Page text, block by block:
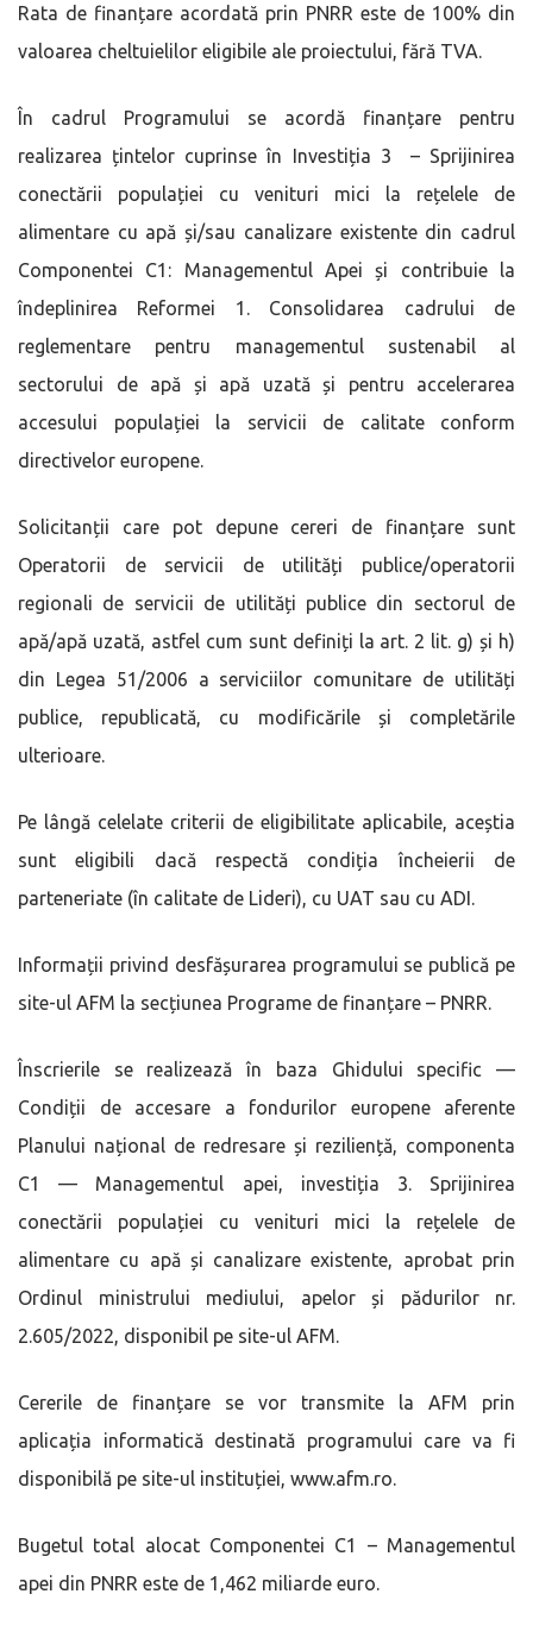
Rata de finanțare acordată prin PNRR este de 100% din
valoarea cheltuielilor eligibile ale proiectului, fără TVA.
În cadrul Programului se acordă finanțare pentru
realizarea țintelor cuprinse în Investiția 3 – Sprijinirea
conectării populației cu venituri mici la rețelele de
alimentare cu apă și/sau canalizare existente din cadrul
Componentei C1: Managementul Apei și contribuie la
îndeplinirea Reformei 1. Consolidarea cadrului de
reglementare pentru managementul sustenabil al
sectorului de apă și apă uzată și pentru accelerarea
accesului populației la servicii de calitate conform
directivelor europene.
Solicitanții care pot depune cereri de finanțare sunt
Operatorii de servicii de utilități publice/operatorii
regionali de servicii de utilități publice din sectorul de
apă/apă uzată, astfel cum sunt definiți la art. 2 lit. g) și h)
din Legea 51/2006 a serviciilor comunitare de utilități
publice, republicată, cu modificările și completările
ulterioare.
Pe lângă celelate criterii de eligibilitate aplicabile, aceștia
sunt eligibili dacă respectă condiția încheierii de
parteneriate (în calitate de Lideri), cu UAT sau cu ADI.
Informații privind desfășurarea programului se publică pe
site-ul AFM la secțiunea Programe de finanțare – PNRR.
Înscrierile se realizează în baza Ghidului specific —
Condiții de accesare a fondurilor europene aferente
Planului național de redresare și reziliență, componenta
C1 — Managementul apei, investiția 3. Sprijinirea
conectării populației cu venituri mici la rețelele de
alimentare cu apă și canalizare existente, aprobat prin
Ordinul ministrului mediului, apelor și pădurilor nr.
2.605/2022, disponibil pe site-ul AFM.
Cererile de finanțare se vor transmite la AFM prin
aplicația informatică destinată programului care va fi
disponibilă pe site-ul instituției, www.afm.ro.
Bugetul total alocat Componentei C1 – Managementul
apei din PNRR este de 1,462 miliarde euro.